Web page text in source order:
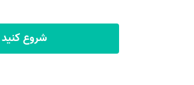
شروع کنید